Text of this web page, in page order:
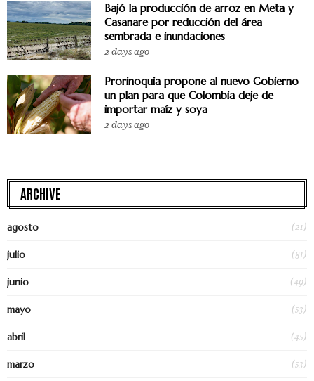
Bajó la producción de arroz en Meta y
Casanare por reducción del área
sembrada e inundaciones
2 days ago
Prorinoquia propone al nuevo Gobierno
un plan para que Colombia deje de
importar maíz y soya
2 days ago
ARCHIVE
agosto (21)
julio (81)
junio (49)
mayo (53)
abril (45)
marzo (53)